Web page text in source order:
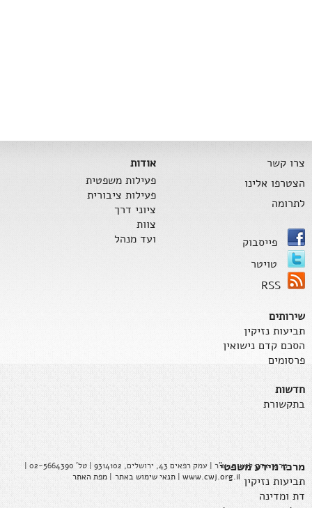
צרו קשר
הצטרפו אלינו
לתרומה
פייסבוק
טויטר
RSS
אודות
פעילות משפטית
פעילות ציבורית
ציוני דרך
צוות
ועד מנהל
שירותים
תביעות נזיקין
הסכם קדם נישואין
פרסומים
חדשות
בתקשורת
מרכז מידע משפטי
תביעות נזיקין
דת ומדינה
מרכז צדק לנשים, ע"ר | עמק רפאים 43, ירושלים, 9314102 | טל' 02-5664390 |
www.cwj.org.il
|תנאי שימוש באתר |מפת האתר